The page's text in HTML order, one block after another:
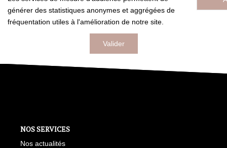
CONTACT
ESTIMATION
générer des statistiques anonymes et aggrégées de
fréquentation utiles à l'amélioration de notre site.
Valider
NOS SERVICES
Nos actualités